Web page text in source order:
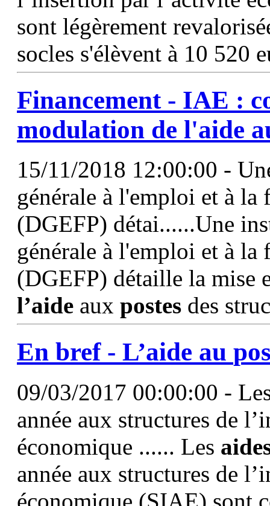
sont légèrement
socles s'élèvent à 10 520
Financement - IAE :
modulation de l'aide
15/11/2018 12:00:00 -
générale à l'emploi et à
(DGEFP) détai......Une
générale à l'emploi et à
(DGEFP) détaille la mise
l’aide aux postes des
En bref - L’aide au
09/03/2017 00:00:00 -
année aux structures de
économique ...... Les
année aux structures de